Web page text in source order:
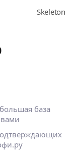
база